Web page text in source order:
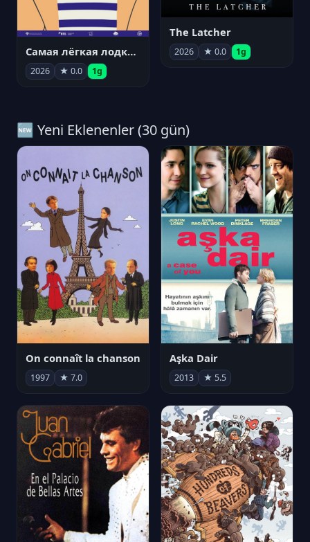
Самая лёгкая лодка в мире
2026 ★ 0.0 1g
The Latcher
2026 ★ 0.0 1g
🆕 Yeni Eklenenler (30 gün)
On connaît la chanson
1997 ★ 7.0
Aşka Dair
2013 ★ 5.5